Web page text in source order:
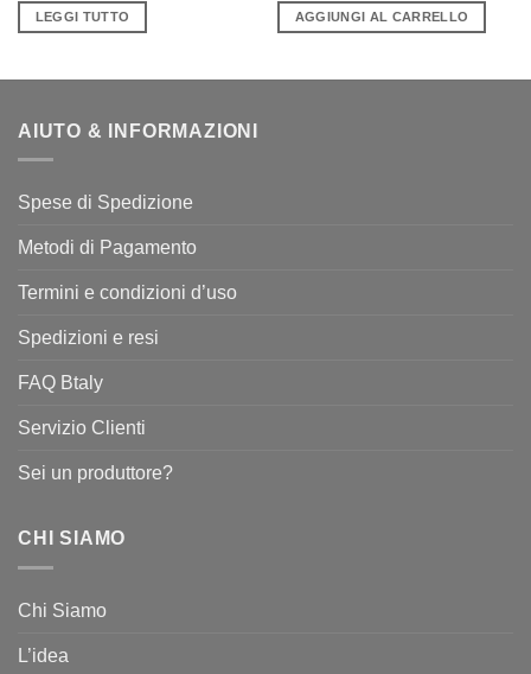
LEGGI TUTTO AGGIUNGI AL CARRELLO
AIUTO & INFORMAZIONI
Spese di Spedizione
Metodi di Pagamento
Termini e condizioni d’uso
Spedizioni e resi
FAQ Btaly
Servizio Clienti
Sei un produttore?
CHI SIAMO
Chi Siamo
L’idea